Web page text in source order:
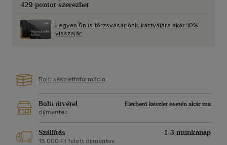
érte! Ezúttal Grace veszi kezébe az irányítást... és nem lesz
szívbajos.
Az egyik legnépszerűbb New Adult-sorozat újabb
429 pontot szerezhet
Legyen Ön is törzsvásárlónk, kártyájára akár 10%
visszajár.
Bolti készletinformáció
Bolti átvétel
Elérhető készlet esetén akár ma
díjmentes
Szállítás 1-3 munkanap
15 000 Ft felett díjmentes